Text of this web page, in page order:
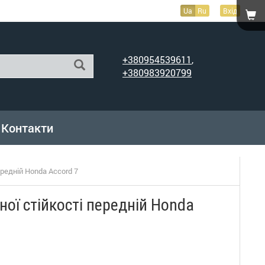
Ua Ru Вхід
+380954539611,
+380983920799
Контакти
Honda Accord 7
стійкості передній Honda